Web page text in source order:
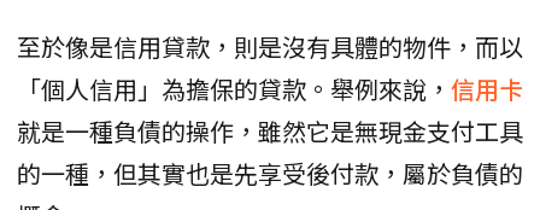
至於像是信用貸款，則是沒有具體的物件，而以
「個人信用」為擔保的貸款。舉例來說， 信用卡
就是一種負債的操作，雖然它是無現金支付工具
的一種，但其實也是先享受後付款，屬於負債的